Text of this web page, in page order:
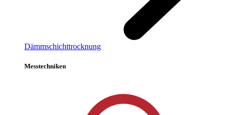
Dämmschichttrocknung
Messtechniken